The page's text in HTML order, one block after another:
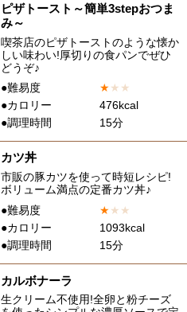
ピザトースト～簡単3stepおつま
み～
喫茶店のピザトーストのような懐か
しい味わい!厚切りの食パンでぜひ
どうぞ♪
●難易度
★★ ★
●カロリー
476kcal
●調理時間
15分
カツ丼
市販の豚カツを使って時短レシピ!
ボリューム満点の定番カツ丼♪
●難易度
★★ ★
●カロリー
1093kcal
●調理時間
15分
カルボナーラ
生クリーム不使用!全卵と粉チーズ